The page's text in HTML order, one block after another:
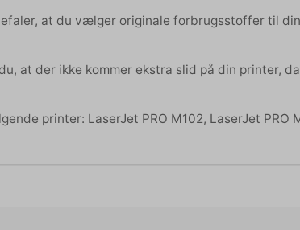
at du vælger originale forbrugsstoffer til
at der ikke kommer ekstra slid på din printer,
printer: LaserJet PRO M102, LaserJet PRO